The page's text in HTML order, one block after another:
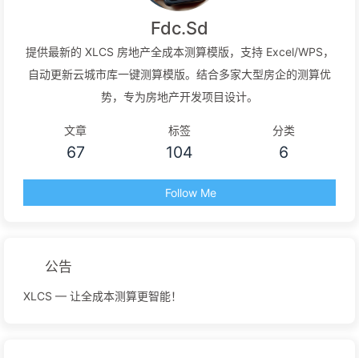
Fdc.Sd
提供最新的 XLCS 房地产全成本测算模版，支持 Excel/WPS，
自动更新云城市库一键测算模版。结合多家大型房企的测算优
势，专为房地产开发项目设计。
文章
67
标签
104
分类
6
Follow Me
公告
XLCS — 让全成本测算更智能！